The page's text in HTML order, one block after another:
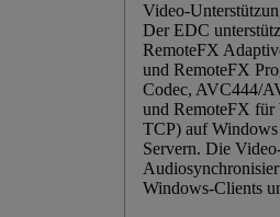
Video-
Der EDC
RemoteFX
und RemoteFX
Codec, AVC444/
und RemoteFX
TCP) auf
Servern. Die
Windows-Clients